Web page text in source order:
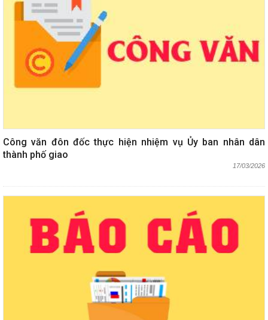
Công văn đôn đốc thực hiện nhiệm vụ Ủy ban nhân dân
thành phố giao
17/03/2026